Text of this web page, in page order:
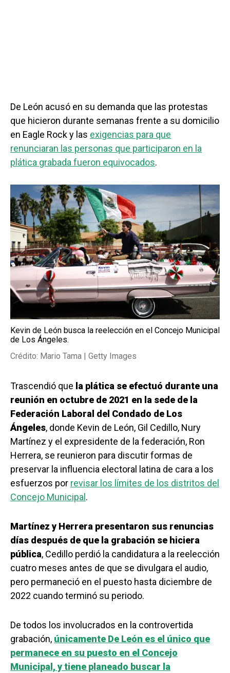
De León acusó en su demanda que las protestas
que hicieron durante semanas frente a su domicilio
en Eagle Rock y las exigencias para que
renunciaran las personas que participaron en la
plática grabada fueron equivocados.
Kevin de León busca la reelección en el Concejo Municipal
de Los Ángeles.
Crédito: Mario Tama | Getty Images
Trascendió que la plática se efectuó durante una
reunión en octubre de 2021 en la sede de la
Federación Laboral del Condado de Los
Ángeles, donde Kevin de León, Gil Cedillo, Nury
Martínez y el expresidente de la federación, Ron
Herrera, se reunieron para discutir formas de
preservar la influencia electoral latina de cara a los
esfuerzos por revisar los límites de los distritos del
Concejo Municipal .
Martínez y Herrera presentaron sus renuncias
días después de que la grabación se hiciera
pública, Cedillo perdió la candidatura a la reelección
cuatro meses antes de que se divulgara el audio,
pero permaneció en el puesto hasta diciembre de
2022 cuando terminó su periodo.
De todos los involucrados en la controvertida
grabación, únicamente De León es el único que
permanece en su puesto en el Concejo
Municipal, y tiene planeado buscar la